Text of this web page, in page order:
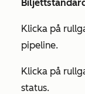
Klicka på
pipeline.
Klicka på
status.